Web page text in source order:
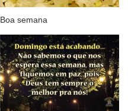
Boa semana